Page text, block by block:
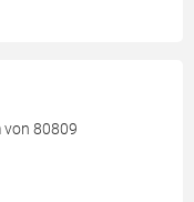
von 80809